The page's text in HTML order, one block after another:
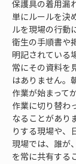
保護具の着用漏
単にルールを決
ルを現場の行動
衛生の手順書や
明記されている
常にその資料を
はありません。
作業が始まって
作業に切り替わ
なることがあり
りする現場や、
現場では、誰が
を常に共有する